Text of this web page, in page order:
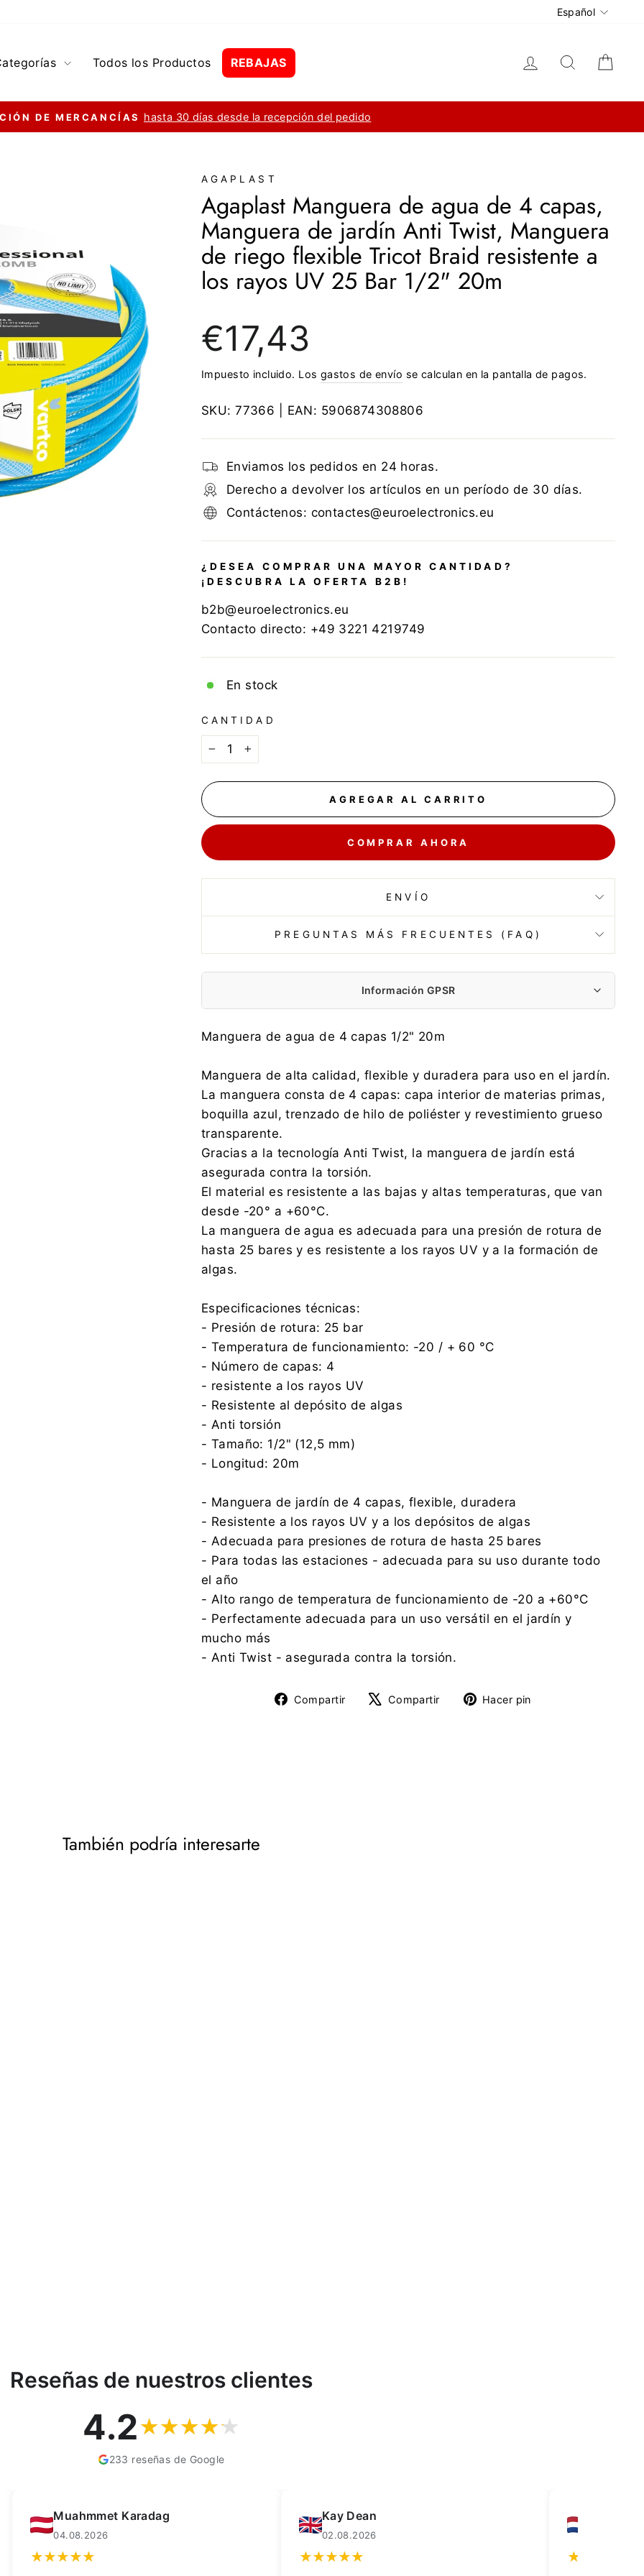
Idioma
Español
Todos los Productos REBAJAS Ingresar Buscar
diapositivas
DE MERCANCÍAS hasta 30 días desde la recepción del pedido
AGAPLAST
Agaplast Manguera de agua de 4 capas,
Manguera de jardín Anti Twist, Manguera
de riego flexible Tricot Braid resistente a
los rayos UV 25 Bar 1/2" 20m
regular
€17,43
Impuesto incluido. Los gastos de envío se calculan en la pantalla de pagos.
SKU:77366 | EAN: 5906874308806
Enviamos los pedidos en 24 horas.
Derecho a devolver los artículos en un período de 30 días.
Contáctenos: contactes@euroelectronics.eu
¿DESEA COMPRAR UNA MAYOR CANTIDAD?
¡DESCUBRA LA OFERTA B2B!
b2b@euroelectronics.eu
Contacto directo: +49 3221 4219749
En stock
CANTIDAD
AGREGAR AL CARRITO
COMPRAR AHORA
ENVÍO
PREGUNTAS MÁS FRECUENTES (FAQ)
Información GPSR
Fabricante:
AGAPLAST Sp. z o.o.
Mrongowiusza 29, 11-015 Olsztynek
0048 89 519 36 00
Importador:
AGAPLAST Sp. z o.o.
Mrongowiusza 29, 11-015 Olsztynek
0048 89 519 36 00
Información de seguridad:
Manguera de agua de 4 capas 1/2" 20m
Manguera de alta calidad, flexible y duradera para uso en el jardín.
La manguera consta de 4 capas: capa interior de materias primas,
boquilla azul, trenzado de hilo de poliéster y revestimiento grueso
transparente.
Gracias a la tecnología Anti Twist, la manguera de jardín está
asegurada contra la torsión.
El material es resistente a las bajas y altas temperaturas, que van
desde -20° a +60°C.
La manguera de agua es adecuada para una presión de rotura de
hasta 25 bares y es resistente a los rayos UV y a la formación de
algas.
Especificaciones técnicas:
- Presión de rotura: 25 bar
- Temperatura de funcionamiento: -20 / + 60 °C
- Número de capas: 4
- resistente a los rayos UV
- Resistente al depósito de algas
- Anti torsión
- Tamaño: 1/2" (12,5 mm)
- Longitud: 20m
- Manguera de jardín de 4 capas, flexible, duradera
- Resistente a los rayos UV y a los depósitos de algas
- Adecuada para presiones de rotura de hasta 25 bares
- Para todas las estaciones - adecuada para su uso durante todo
el año
- Alto rango de temperatura de funcionamiento de -20 a +60°С
- Perfectamente adecuada para un uso versátil en el jardín y
mucho más
- Anti Twist - asegurada contra la torsión.
Compartir
Compartir
Compartir
TuitearHacer pin
También podría interesarte
Reseñas de nuestros clientes
4.2
233 reseñas de Google
Kay Dean
02.08.2026
Frank Lesco
02.08.2026